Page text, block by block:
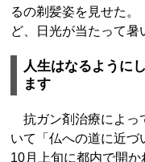
るの剃髪姿を見せた
ど、日光が当たって暑
人生はなるように
ます
抗ガン剤治療によっ
いて「仏への道に近づ
10月上旬に都内で開